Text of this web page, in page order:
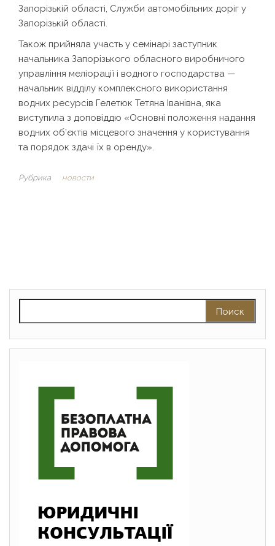
Запорізькій області, Служби автомобільних доріг у
Запорізькій області.
Також прийняла участь у семінарі заступник
начальника Запорізького обласного виробничого
управління меліорації і водного господарства —
начальник відділу комплексного використання
водних ресурсів Гелетюк Тетяна Іванівна, яка
виступила з доповіддю «Основні положення надання
водних об’єктів місцевого значення у користування
та порядок здачі їх в оренду».
Рубрика новости